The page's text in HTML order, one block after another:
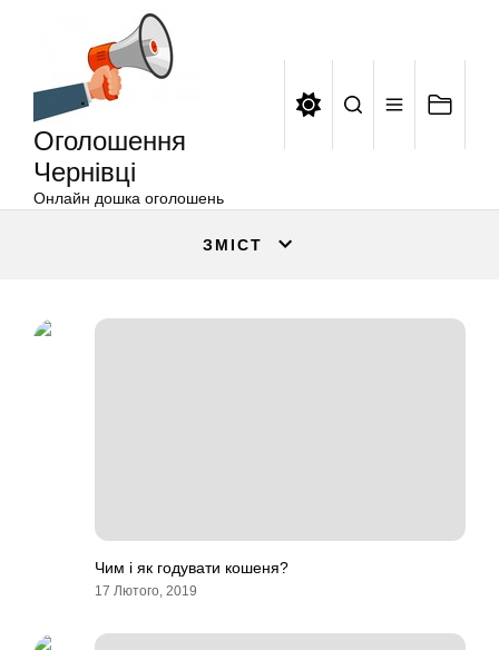
Оголошення
Чернівці
Онлайн дошка оголошень
ЗМІСТ
Чим і як годувати кошеня?
17 Лютого, 2019